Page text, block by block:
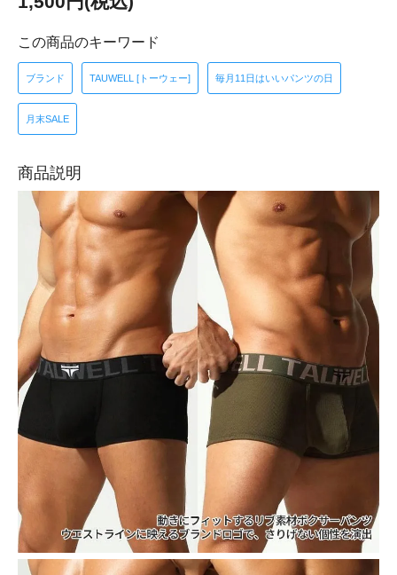
この商品のキーワード
ブランド TAUWELL [トーウェー] 毎月11日はいいパンツの日
月末SALE
商品説明